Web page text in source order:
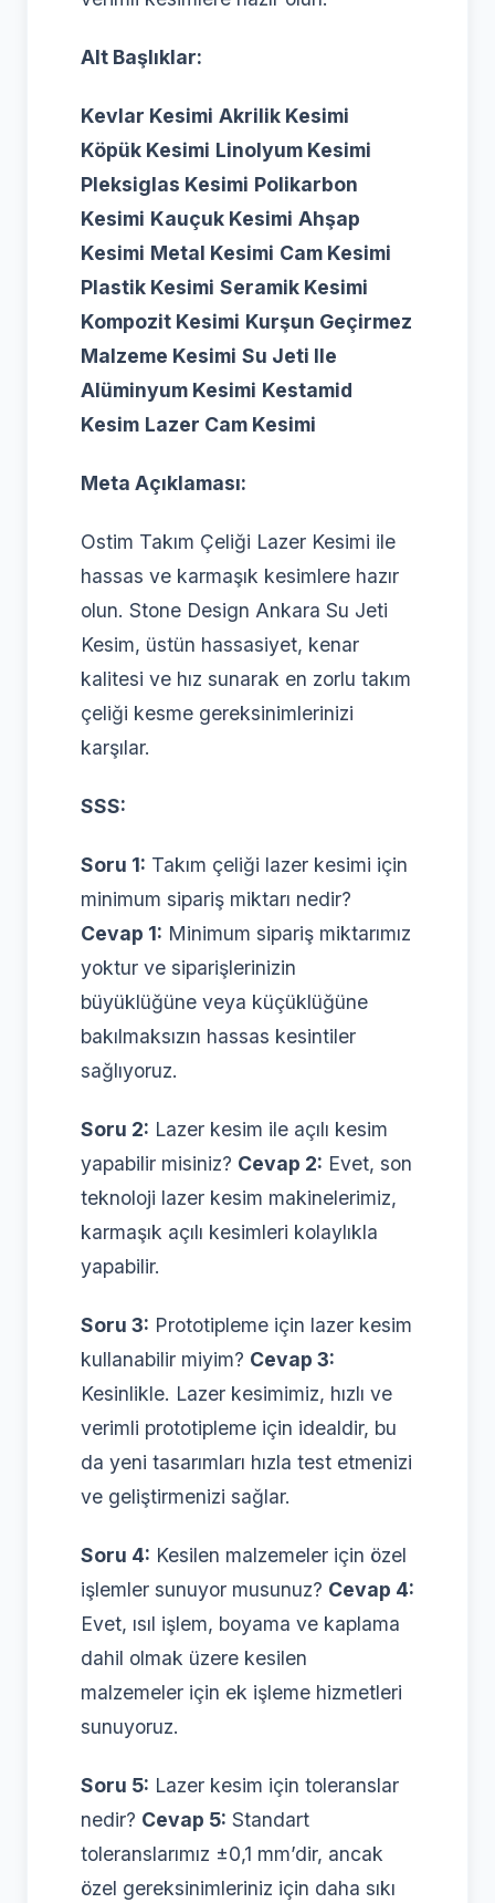
Alt Başlıklar:
Kevlar Kesimi Akrilik Kesimi
Köpük Kesimi Linolyum Kesimi
Pleksiglas Kesimi Polikarbon
Kesimi Kauçuk Kesimi Ahşap
Kesimi Metal Kesimi Cam Kesimi
Plastik Kesimi Seramik Kesimi
Kompozit Kesimi Kurşun Geçirmez
Malzeme Kesimi Su Jeti Ile
Alüminyum Kesimi Kestamid
Kesim Lazer Cam Kesimi
Meta Açıklaması:
Ostim Takım Çeliği Lazer Kesimi ile
hassas ve karmaşık kesimlere hazır
olun. Stone Design Ankara Su Jeti
Kesim, üstün hassasiyet, kenar
kalitesi ve hız sunarak en zorlu takım
çeliği kesme gereksinimlerinizi
karşılar.
SSS:
Soru 1: Takım çeliği lazer kesimi için
minimum sipariş miktarı nedir?
Cevap 1: Minimum sipariş miktarımız
yoktur ve siparişlerinizin
büyüklüğüne veya küçüklüğüne
bakılmaksızın hassas kesintiler
sağlıyoruz.
Soru 2: Lazer kesim ile açılı kesim
yapabilir misiniz? Cevap 2: Evet, son
teknoloji lazer kesim makinelerimiz,
karmaşık açılı kesimleri kolaylıkla
yapabilir.
Soru 3: Prototipleme için lazer kesim
kullanabilir miyim? Cevap 3:
Kesinlikle. Lazer kesimimiz, hızlı ve
verimli prototipleme için idealdir, bu
da yeni tasarımları hızla test etmenizi
ve geliştirmenizi sağlar.
Soru 4: Kesilen malzemeler için özel
işlemler sunuyor musunuz? Cevap 4:
Evet, ısıl işlem, boyama ve kaplama
dahil olmak üzere kesilen
malzemeler için ek işleme hizmetleri
sunuyoruz.
Soru 5: Lazer kesim için toleranslar
nedir? Cevap 5: Standart
toleranslarımız ±0,1 mm’dir, ancak
özel gereksinimleriniz için daha sıkı